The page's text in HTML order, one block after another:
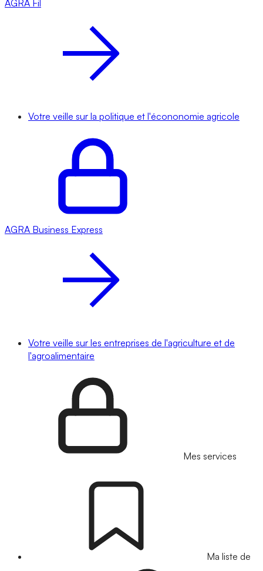
AGRA Fil
Votre veille sur la politique et l'écononomie agricole
AGRA Business Express
Votre veille sur les entreprises de l'agriculture et de
l'agroalimentaire
Mes services
Ma liste de